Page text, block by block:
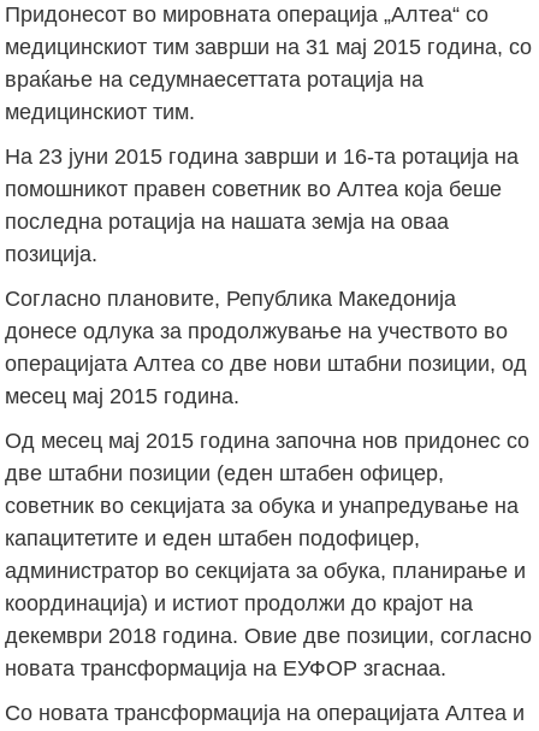
Придонесот во мировната операција „Алтеа“ со
медицинскиот тим заврши на 31 мај 2015 година, со
враќање на седумнаесеттата ротација на
медицинскиот тим.
На 23 јуни 2015 година заврши и 16-та ротација на
помошникот правен советник во Алтеа која беше
последна ротација на нашата земја на оваа
позиција.
Согласно плановите, Република Македонија
донесе одлука за продолжување на учеството во
операцијата Алтеа со две нови штабни позиции, од
месец мај 2015 година.
Од месец мај 2015 година започна нов придонес со
две штабни позиции (еден штабен офицер,
советник во секцијата за обука и унапредување на
капацитетите и еден штабен подофицер,
администратор во секцијата за обука, планирање и
координација) и истиот продолжи до крајот на
декември 2018 година. Овие две позиции, согласно
новата трансформација на ЕУФОР згаснаа.
Со новата трансформација на операцијата Алтеа и